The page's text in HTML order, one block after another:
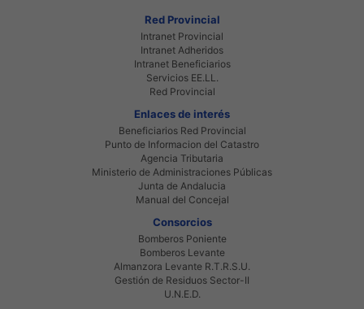
Red Provincial
Intranet Provincial
Intranet Adheridos
Intranet Beneficiarios
Servicios EE.LL.
Red Provincial
Enlaces de interés
Beneficiarios Red Provincial
Punto de Informacion del Catastro
Agencia Tributaria
Ministerio de Administraciones Públicas
Junta de Andalucia
Manual del Concejal
Consorcios
Bomberos Poniente
Bomberos Levante
Almanzora Levante R.T.R.S.U.
Gestión de Residuos Sector-II
U.N.E.D.